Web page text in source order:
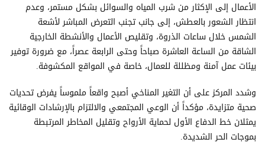
الأعمال إلى الإكثار من شرب المياه والسوائل بشكل مستمر، وعدم
انتظار الشعور بالعطش، إلى جانب تجنب التعرض المباشر لأشعة
الشمس خلال ساعات الذروة، وتقليص الأعمال والأنشطة الخارجية
الشاقة من الساعة العاشرة صباحاً وحتى الرابعة عصراً، مع ضرورة توفير
بيئات عمل آمنة ومظللة للعمال، خاصة في المواقع المكشوفة.
وشدد المركز على أن التغير المناخي أصبح واقعاً ملموساً يفرض تحديات
صحية متزايدة، مؤكداً أن الوعي المجتمعي والالتزام بالإرشادات الوقائية
يمثلان خط الدفاع الأول لحماية الأرواح وتقليل المخاطر المرتبطة
بموجات الحر الشديدة.